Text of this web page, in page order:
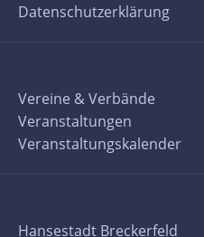
Datenschutzerklärung
Vereine & Verbände
Veranstaltungen
Veranstaltungskalender
Hansestadt Breckerfeld